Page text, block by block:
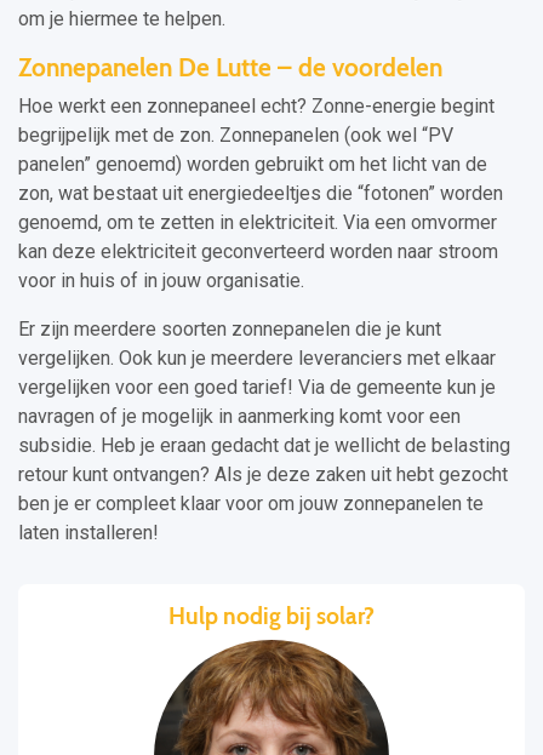
om je hiermee te helpen.
Zonnepanelen De Lutte – de voordelen
Hoe werkt een zonnepaneel echt? Zonne-energie begint
begrijpelijk met de zon. Zonnepanelen (ook wel “PV
panelen” genoemd) worden gebruikt om het licht van de
zon, wat bestaat uit energiedeeltjes die “fotonen” worden
genoemd, om te zetten in elektriciteit. Via een omvormer
kan deze elektriciteit geconverteerd worden naar stroom
voor in huis of in jouw organisatie.
Er zijn meerdere soorten zonnepanelen die je kunt
vergelijken. Ook kun je meerdere leveranciers met elkaar
vergelijken voor een goed tarief! Via de gemeente kun je
navragen of je mogelijk in aanmerking komt voor een
subsidie. Heb je eraan gedacht dat je wellicht de belasting
retour kunt ontvangen? Als je deze zaken uit hebt gezocht
ben je er compleet klaar voor om jouw zonnepanelen te
laten installeren!
Hulp nodig bij solar?